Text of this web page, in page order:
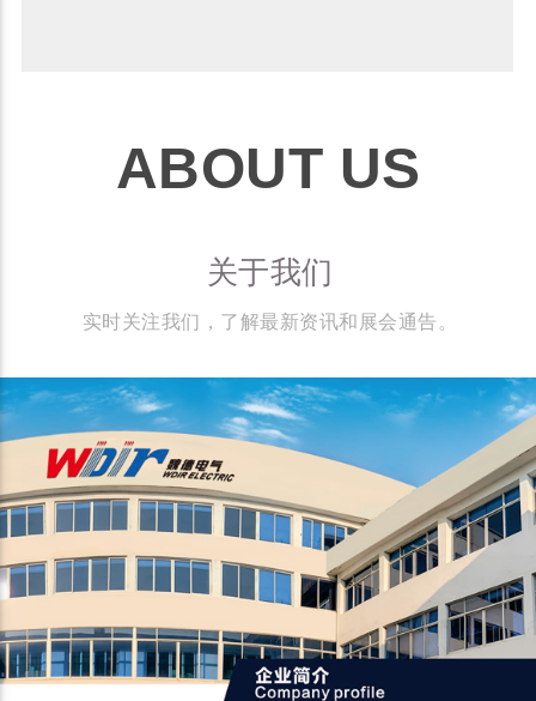
ABOUT US
关于我们
实时关注我们，了解最新资讯和展会通告。